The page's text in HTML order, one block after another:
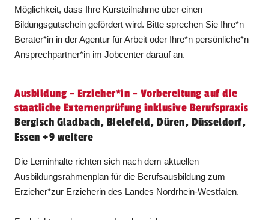
Möglichkeit, dass Ihre Kursteilnahme über einen
Bildungsgutschein gefördert wird. Bitte sprechen Sie Ihre*n
Berater*in in der Agentur für Arbeit oder Ihre*n persönliche*n
Ansprechpartner*in im Jobcenter darauf an.
Ausbildung - Erzieher​*in - Vorbereitung auf die
staatliche Externenprüfung inklusive Berufspraxis
Bergisch Gladbach, Bielefeld, Düren, Düsseldorf,
Essen +9 weitere
Die Lerninhalte richten sich nach dem aktuellen
Ausbildungsrahmenplan für die Berufsausbildung zum
Erzieher*zur Erzieherin des Landes Nordrhein-Westfalen.